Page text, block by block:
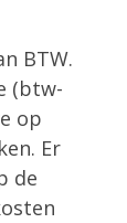
BTW.
(btw-
op
Er
de